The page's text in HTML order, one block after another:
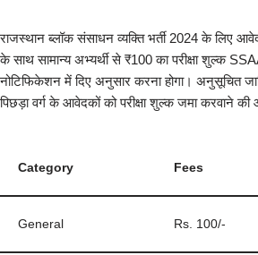
राजस्थान ब्लॉक संसाधन व्यक्ति भर्ती 2024 के लिए
के साथ सामान्य अभ्यर्थी से ₹100 का परीक्षा शुल्क
नोटिफिकेशन में दिए अनुसार करना होगा। अनुसूचित
पिछड़ा वर्ग के आवेदकों को परीक्षा शुल्क जमा करवाने
Category Fees
General Rs. 100/-